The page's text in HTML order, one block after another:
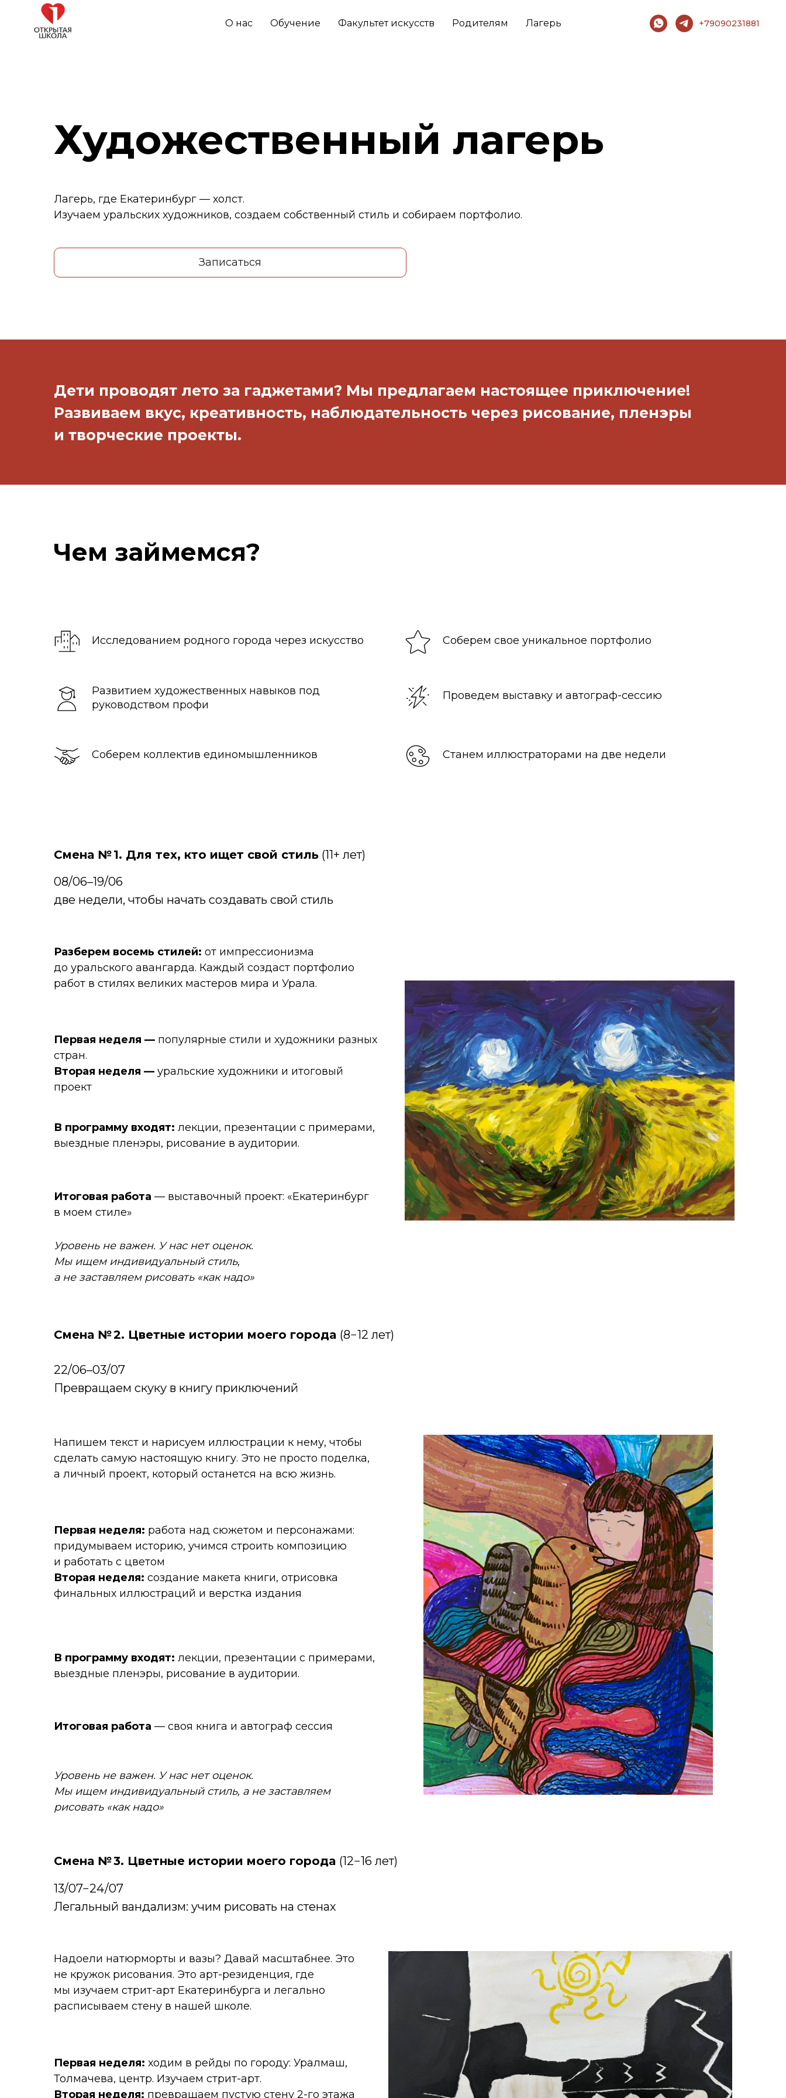
О нас Обучение Факультет искусств Родителям Лагерь +79090231881
Художественный лагерь
Записаться
Лагерь, где Екатеринбург — холст.
Изучаем уральских художников, cоздаем собственный стиль и собираем портфолио.
Дети проводят лето за гаджетами? Мы предлагаем настоящее приключение!
Развиваем вкус, креативность, наблюдательность через рисование, пленэры
и творческие проекты.
Чем займемся?
Исследованием родного города через искусство Соберем свое уникальное портфолио
Развитием художественных навыков под
руководством профи
Проведем выставку и автограф-сессию
Соберем коллектив единомышленников Станем иллюстраторами на две недели
Смена № 1. Для тех, кто ищет свой стиль (11+ лет)
08/06–19/06
две недели, чтобы начать создавать свой стиль
Разберем восемь стилей: от импрессионизма
до уральского авангарда. Каждый создаст портфолио
работ в стилях великих мастеров мира и Урала.
Первая неделя — популярные стили и художники разных
стран.
Вторая неделя — уральские художники и итоговый
проект
Итоговая работа — выставочный проект: «Екатеринбург
в моем стиле»
Уровень не важен. У нас нет оценок.
Мы ищем индивидуальный стиль,
а не заставляем рисовать «как надо»
В программу входят: лекции, презентации с примерами,
выездные пленэры, рисование в аудитории.
Смена № 2. Цветные истории моего города (8−12 лет)
22/06–03/07
Превращаем скуку в книгу приключений
Напишем текст и нарисуем иллюстрации к нему, чтобы
сделать самую настоящую книгу. Это не просто поделка,
а личный проект, который останется на всю жизнь.
Первая неделя: работа над сюжетом и персонажами:
придумываем историю, учимся строить композицию
и работать с цветом
Вторая неделя: создание макета книги, отрисовка
финальных иллюстраций и верстка издания
Итоговая работа — своя книга и автограф сессия
Уровень не важен. У нас нет оценок.
Мы ищем индивидуальный стиль, а не заставляем
рисовать «как надо»
В программу входят: лекции, презентации с примерами,
выездные пленэры, рисование в аудитории.
Смена № 3. Цветные истории моего города (12−16 лет)
13/07−24/07
Легальный вандализм: учим рисовать на стенах
Надоели натюрморты и вазы? Давай масштабнее. Это
не кружок рисования. Это арт-резиденция, где
мы изучаем стрит-арт Екатеринбурга и легально
расписываем стену в нашей школе.
Первая неделя: ходим в рейды по городу: Уралмаш,
Толмачева, центр. Изучаем стрит-арт.
Вторая неделя: превращаем пустую стену 2-го этажа